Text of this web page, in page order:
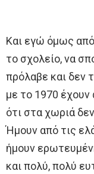
Και εγώ όμως
το σχολείο, να
πρόλαβε και δεν
με το 1970 έχουν
ότι στα χωριά δεν
Ήμουν από τις
ήμουν
και πολύ, πολύ